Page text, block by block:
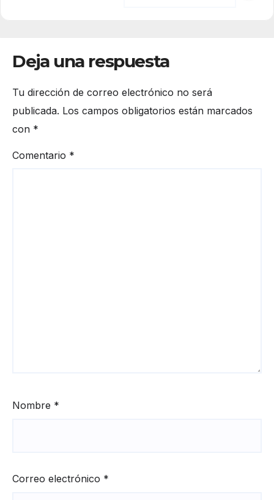
Deja una respuesta
Tu dirección de correo electrónico no será
publicada. Los campos obligatorios están marcados
con *
Comentario *
Nombre *
Correo electrónico *